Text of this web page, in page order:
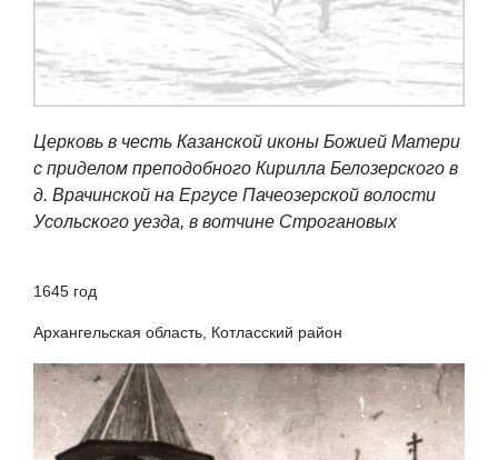
Церковь в честь Казанской иконы Божией Матери
с приделом преподобного Кирилла Белозерского в
д. Врачинской на Ергусе Пачеозерской волости
Усольского уезда, в вотчине Строгановых
1645 год
Архангельская область, Котласский район